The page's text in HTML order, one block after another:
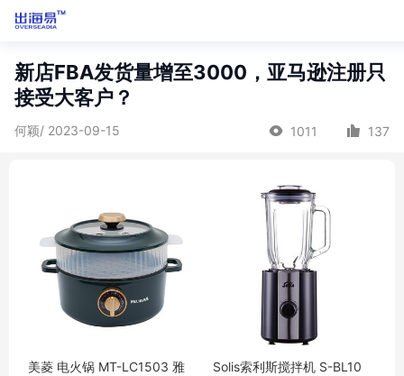
新店FBA发货量增至3000，亚马逊注册只
接受大客户？
何颖/ 2023-09-15 1011 137
美菱 电火锅 MT-LC1503 雅
Solis索利斯搅拌机 S-BL10